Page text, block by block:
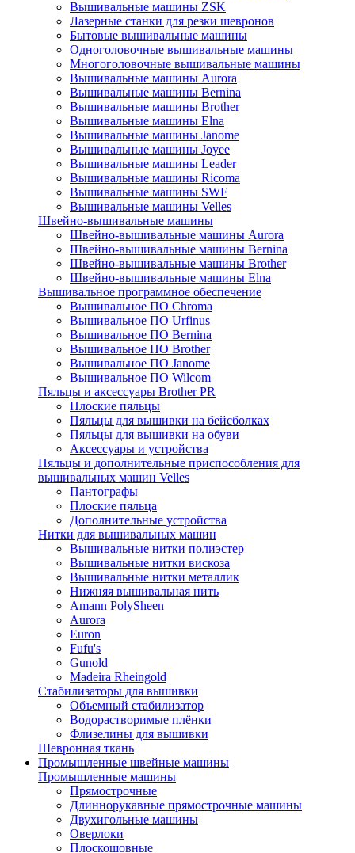
Вышивальные машины ZSK
Лазерные станки для резки шевронов
Бытовые вышивальные машины
Одноголовочные вышивальные машины
Многоголовочные вышивальные машины
Вышивальные машины Aurora
Вышивальные машины Bernina
Вышивальные машины Brother
Вышивальные машины Elna
Вышивальные машины Janome
Вышивальные машины Joyee
Вышивальные машины Leader
Вышивальные машины Ricoma
Вышивальные машины SWF
Вышивальные машины Velles
Швейно-вышивальные машины
Швейно-вышивальные машины Aurora
Швейно-вышивальные машины Bernina
Швейно-вышивальные машины Brother
Швейно-вышивальные машины Elna
Вышивальное программное обеспечение
Вышивальное ПО Chroma
Вышивальное ПО Urfinus
Вышивальное ПО Bernina
Вышивальное ПО Brother
Вышивальное ПО Janome
Вышивальное ПО Wilcom
Пяльцы и аксессуары Brother PR
Плоские пяльцы
Пяльцы для вышивки на бейсболках
Пяльцы для вышивки на обуви
Аксессуары и устройства
Пяльцы и дополнительные приспособления для
вышивальных машин Velles
Пантографы
Плоские пяльца
Дополнительные устройства
Нитки для вышивальных машин
Вышивальные нитки полиэстер
Вышивальные нитки вискоза
Вышивальные нитки металлик
Нижняя вышивальная нить
Amann PolySheen
Aurora
Euron
Fufu's
Gunold
Madeira Rheingold
Стабилизаторы для вышивки
Объемный стабилизатор
Водорастворимые плёнки
Флизелины для вышивки
Шевронная ткань
Промышленные швейные машины
Промышленные машины
Прямострочные
Длиннорукавные прямострочные машины
Двухигольные машины
Оверлоки
Плоскошовные